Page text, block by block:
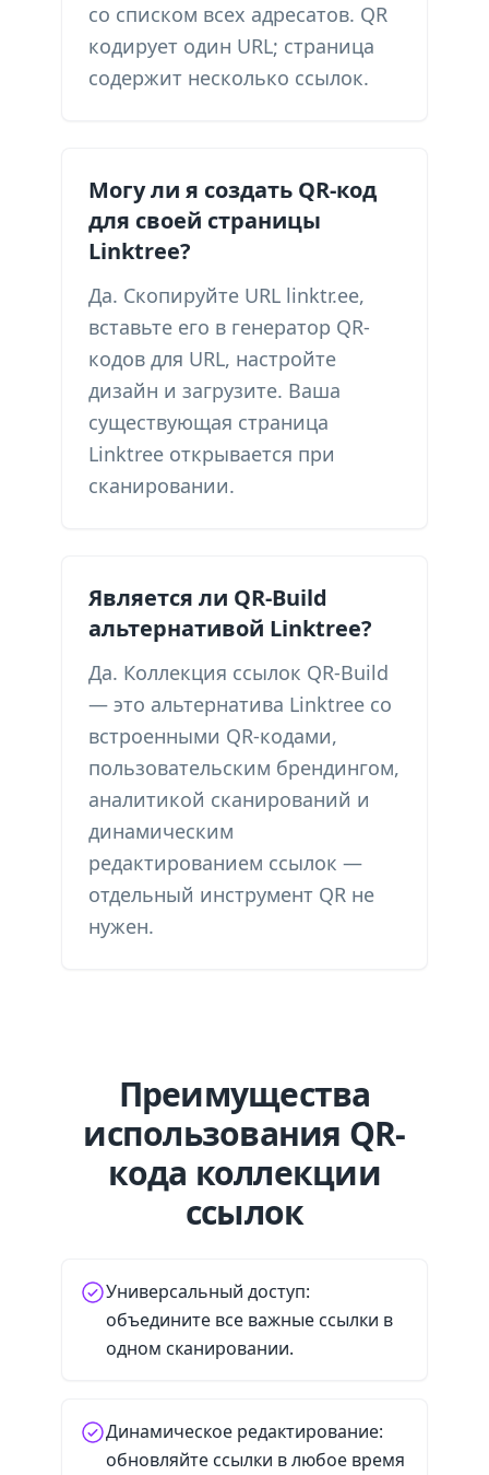
со списком всех адресатов. QR
кодирует один URL; страница
содержит несколько ссылок.
Могу ли я создать QR-код
для своей страницы
Linktree?
Да. Скопируйте URL linktr.ee,
вставьте его в генератор QR-
кодов для URL, настройте
дизайн и загрузите. Ваша
существующая страница
Linktree открывается при
сканировании.
Является ли QR-Build
альтернативой Linktree?
Да. Коллекция ссылок QR-Build
— это альтернатива Linktree со
встроенными QR-кодами,
пользовательским брендингом,
аналитикой сканирований и
динамическим
редактированием ссылок —
отдельный инструмент QR не
нужен.
Преимущества
использования QR-
кода коллекции
ссылок
Универсальный доступ:
объедините все важные ссылки в
одном сканировании.
Динамическое редактирование:
обновляйте ссылки в любое время